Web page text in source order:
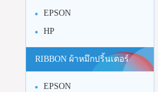
EPSON
HP
RIBBON ผ้าหมึกปริ้นเตอร์
EPSON